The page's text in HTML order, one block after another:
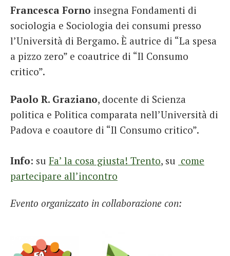
Francesca Forno insegna Fondamenti di
sociologia e Sociologia dei consumi presso
l’Università di Bergamo. È autrice di “La spesa
a pizzo zero” e coautrice di “Il Consumo
critico”.
Paolo R. Graziano, docente di Scienza
politica e Politica comparata nell’Università di
Padova e coautore di “Il Consumo critico”.
Info: su Fa’ la cosa giusta! Trento, su come
partecipare all’incontro
Evento organizzato in collaborazione con: